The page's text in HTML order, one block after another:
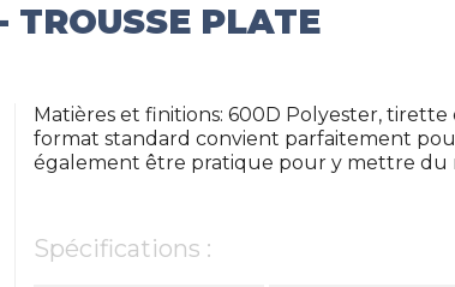
TROUSSE PLATE
Matières et finitions: 600D Polyester,
format standard convient parfaitement
également être pratique pour y mettre du
Spécifications :